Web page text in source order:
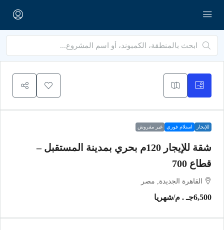
للإيجار استلام فوري غير مفروش
شقة للإيجار 120م بحري بمدينة المستقبل –
قطاع 700
القاهرة الجديدة, مصر
6,500جـ . م /شهريا